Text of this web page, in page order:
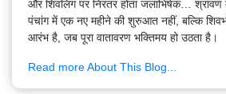
और शिवलिंग पर निरंतर होता जलाभिषेक…
पंचांग में एक नए महीने की शुरुआत नहीं, बल्कि
आरंभ है, जब पूरा वातावरण भक्तिमय हो उठता है।
Read more About This Blog...